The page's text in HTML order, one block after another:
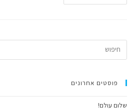
פוסטים אחרונים
שלום עולם!